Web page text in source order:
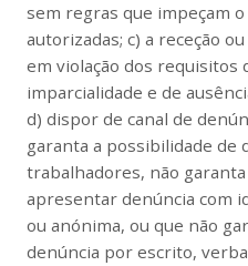
sem regras que impeçam
autorizadas; c) a receção
em violação dos requisitos
imparcialidade e de
d) dispor de canal de
garanta a possibilidade de
trabalhadores, não
apresentar denúncia com
ou anónima, ou que não
denúncia por escrito,